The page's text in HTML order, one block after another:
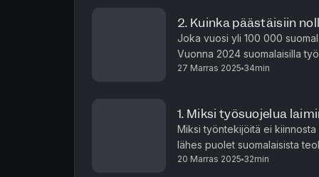
2. Kuinka päästäisiin
Joka vuosi yli 100 000
Vuonna 2024 suomalaisilla
Ovatko asiantuntijat
27 Marras 2025 34min
1. Miksi työsuojelua
Miksi työntekijöitä ei
lähes puolet suomalaisista
työsuojeluvaltuutettua.
20 Marras 2025 32min